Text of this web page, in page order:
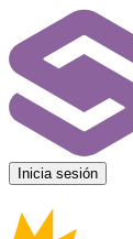
Inicia sesión